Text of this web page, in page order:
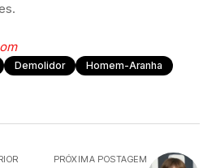
Demolidor
Homem-Aranha
PRÓXIMA POSTAGEM